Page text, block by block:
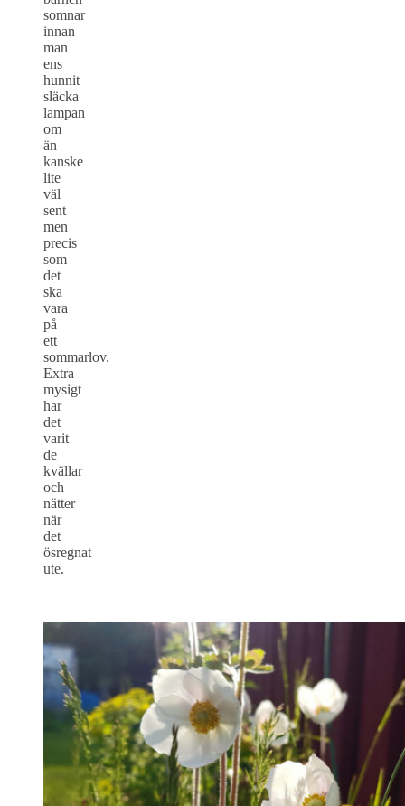
somnar
innan
man
ens
hunnit
släcka
lampan
om
än
kanske
lite
väl
sent
men
precis
som
det
ska
vara
på
ett
sommarlov.
Extra
mysigt
har
det
varit
de
kvällar
och
nätter
när
det
ösregnat
ute.